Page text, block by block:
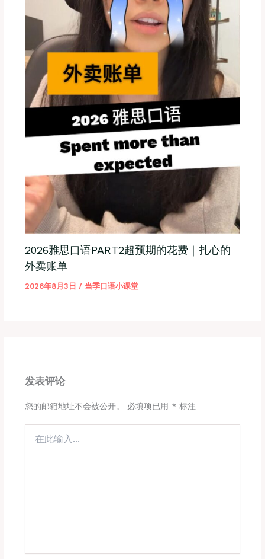
2026雅思口语PART2超预期的花费｜扎心的
外卖账单
2026年8月3日 / 当季口语小课堂
发表评论
您的邮箱地址不会被公开。 必填项已用 *标注